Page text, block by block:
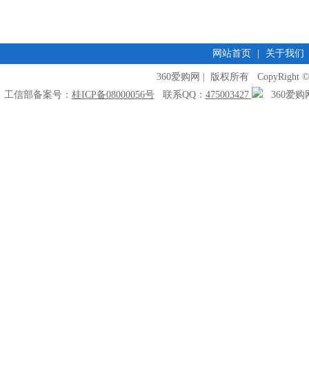
网站首页 关于我们
360爱购网 | 版权所有 CopyRight ©
工信部备案号： 桂ICP备08000056号联系QQ： 475003427 360爱购